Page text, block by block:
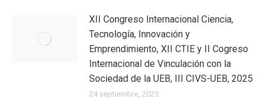
XII Congreso Internacional Ciencia,
Tecnología, Innovación y
Emprendimiento, XII CTIE y II Cogreso
Internacional de Vinculación con la
Sociedad de la UEB, III CIVS-UEB, 2025
24 septiembre, 2025